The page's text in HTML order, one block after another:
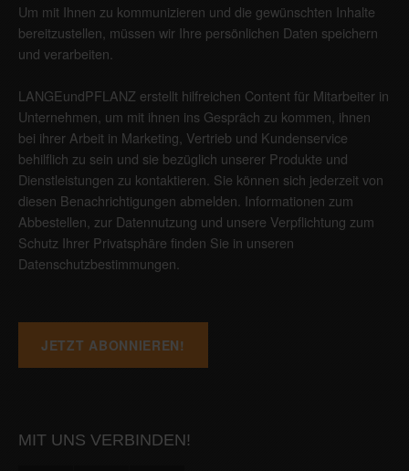
Um mit Ihnen zu kommunizieren und die gewünschten Inhalte
bereitzustellen, müssen wir Ihre persönlichen Daten speichern
und verarbeiten.
LANGEundPFLANZ erstellt hilfreichen Content für Mitarbeiter in
Unternehmen, um mit ihnen ins Gespräch zu kommen, ihnen
bei ihrer Arbeit in Marketing, Vertrieb und Kundenservice
behilflich zu sein und sie bezüglich unserer Produkte und
Dienstleistungen zu kontaktieren. Sie können sich jederzeit von
diesen Benachrichtigungen abmelden. Informationen zum
Abbestellen, zur Datennutzung und unsere Verpflichtung zum
Schutz Ihrer Privatsphäre finden Sie in unseren
Datenschutzbestimmungen
MIT UNS VERBINDEN!